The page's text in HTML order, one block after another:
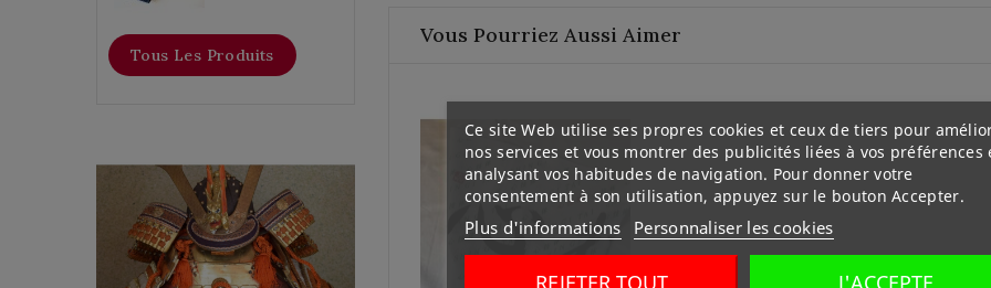
Tous Les Produits
YOROI KABUTO
Vous Pourriez Aussi Aimer
Ce site Web utilise ses propres cookies et ceux de tiers pour
nos services et vous montrer des publicités liées à vos préférences
analysant vos habitudes de navigation. Pour donner votre
consentement à son utilisation, appuyez sur le bouton Accepter.
Plus d'informations Personnaliser les cookies
REJETER TOUT J'ACCEPTE